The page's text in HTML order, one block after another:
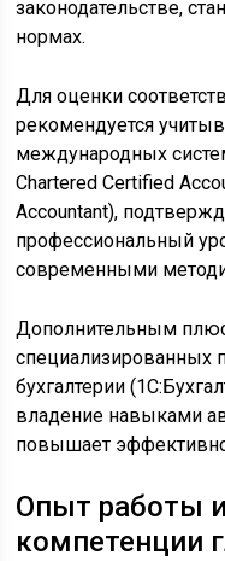
законодательстве,
нормах.
Для оценки
рекомендуется
международных
Chartered Certified
Accountant),
профессиональный
современными
Дополнительным
специализированных
бухгалтерии
владение навыками
повышает
Опыт работы
компетенции